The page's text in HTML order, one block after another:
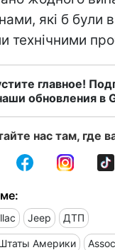
які б були
технічними
главное!
обновления в
нас там, где
Jeep ДТП
Америки